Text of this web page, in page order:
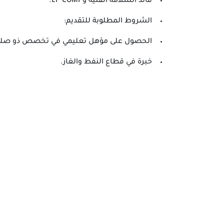
الشروط المطلوبة للتقديم:
الحصول على مؤهل تعليمي في تخصص ذو
خبرة في قطاع النفط والغاز.